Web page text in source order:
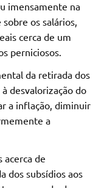
imensamente na
os salários,
cerca de um
perniciosos.
da retirada dos
desvalorização do
a inflação, diminuir
a
acerca de
dos subsídios aos